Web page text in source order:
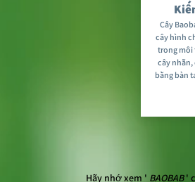
Cây
cây hình
trong môi
cây nhẵn,
bằng bàn
Hãy nhớ xem ' BAOBAB'